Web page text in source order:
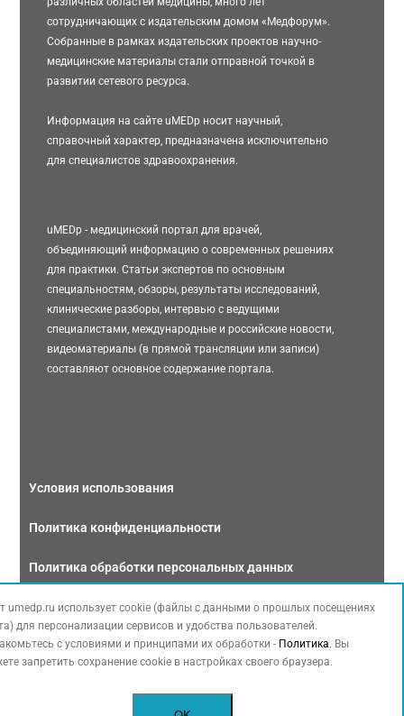
сотрудничающих с издательским домом «Медфорум».
Собранные в рамках издательских проектов научно-
медицинские материалы стали отправной точкой в
развитии сетевого ресурса.
Информация на сайте uMEDp носит научный,
справочный характер, предназначена исключительно
для специалистов здравоохранения.
uMEDp - медицинский портал для врачей,
объединяющий информацию о современных решениях
для практики. Статьи экспертов по основным
специальностям, обзоры, результаты исследований,
клинические разборы, интервью с ведущими
специалистами, международные и российские новости,
видеоматериалы (в прямой трансляции или записи)
составляют основное содержание портала.
Условия использования
Политика конфиденциальности
Политика обработки персональных данных
Связаться с нами
umedp.ru использует cookie (файлы с данными о прошлых посещениях
для персонализации сервисов и удобства пользователей.
с условиями и принципами их обработки - Политика. Вы
запретить сохранение cookie в настройках своего браузера.